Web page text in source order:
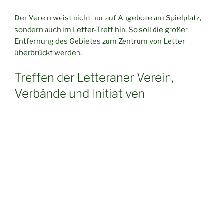
Der Verein weist nicht nur auf Angebote am Spielplatz,
sondern auch im Letter-Treff hin. So soll die großer
Entfernung des Gebietes zum Zentrum von Letter
überbrückt werden.
Treffen der Letteraner Verein,
Verbände und Initiativen